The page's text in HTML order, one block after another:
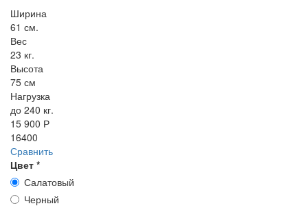
Ширина
61 см.
Вес
23 кг.
Высота
75 см
Нагрузка
до 240 кг.
15 900 Р
16400
Сравнить
Цвет *
Салатовый
Черный